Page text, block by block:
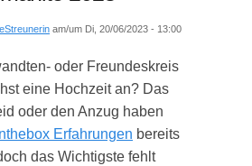
am/um Di, 20/06/2023 - 13:00
oder Freundeskreis
eine Hochzeit an? Das
oder den Anzug haben
Erfahrungen bereits
das Wichtigste fehlt